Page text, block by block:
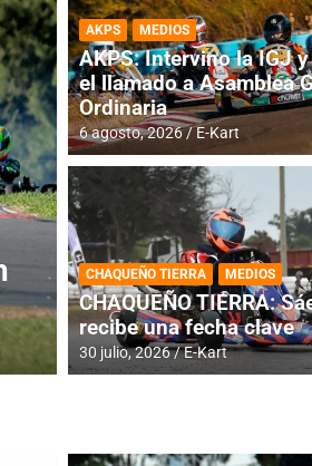
BREVES DESTACADA IAME
IAME SERIES
fecha especial
6 agosto, 2026 E-Kart
AKPS MEDIOS
AKPS: Intervino la IGJ
el llamado a Asamblea
Ordinaria
6 agosto, 2026 E-Kart
CHAQUEÑO TIERRA MEDIOS
CHAQUEÑO TIERRA:
recibe una fecha clave
30 julio, 2026 E-Kart